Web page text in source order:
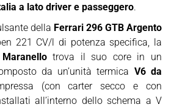
a lato driver e passeggero.
della Ferrari 296 GTB Argento
221 CV/l di potenza specifica, la
trova il suo core in un
da un’unità termica V6 da
(con carter secco e con
all’interno dello schema a V